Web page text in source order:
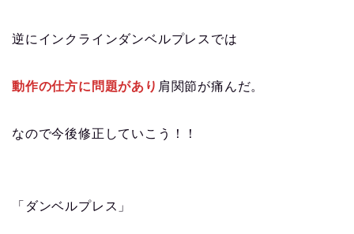
逆にインクラインダンベルプレスでは
動作の仕方に問題があり 肩関節が痛んだ。
なので今後修正していこう！！
「ダンベルプレス」